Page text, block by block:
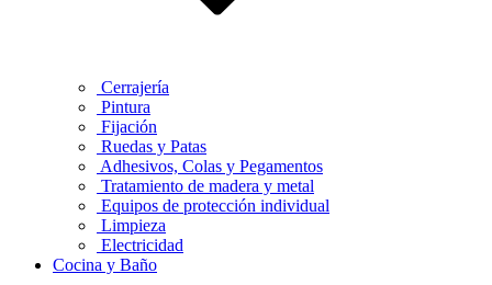
Cerrajería
Pintura
Fijación
Ruedas y Patas
Adhesivos, Colas y Pegamentos
Tratamiento de madera y metal
Equipos de protección individual
Limpieza
Electricidad
Cocina y Baño